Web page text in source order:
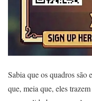
Sabia que os quadros são
que, meia que, eles